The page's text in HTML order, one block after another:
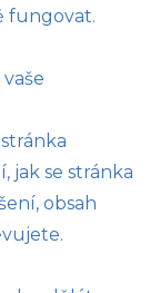
fungovat.
jak se stránka
obsah